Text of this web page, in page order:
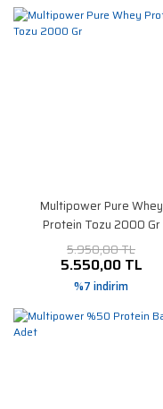
Multipower Pure Whey
Protein Tozu 2000 Gr
5.950,00 TL
5.550,00 TL
%7 indirim